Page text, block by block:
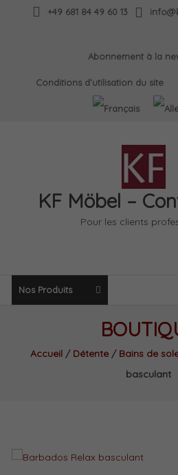
+49 681 84 49 60 13
Abonnement à la
Conditions d’utilisation du site
KF Möbel –
Pour les clients
Nos Produits
Accueil / Détente / Bains de
basculant